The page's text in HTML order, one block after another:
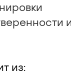
из: